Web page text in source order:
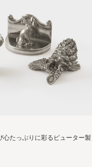
心たっぷりに彩るピューター製